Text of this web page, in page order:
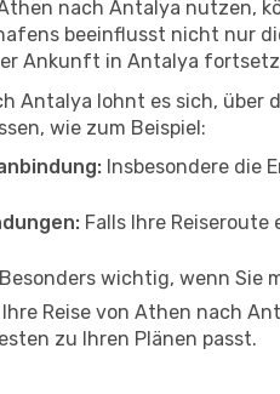
nach Antalya nutzen,
beeinflusst nicht nur
Ankunft in Antalya
Antalya lohnt es sich,
wie zum Beispiel:
Insbesondere die
Falls Ihre
wichtig, wenn Sie
Reise von Athen nach
zu Ihren Plänen passt.